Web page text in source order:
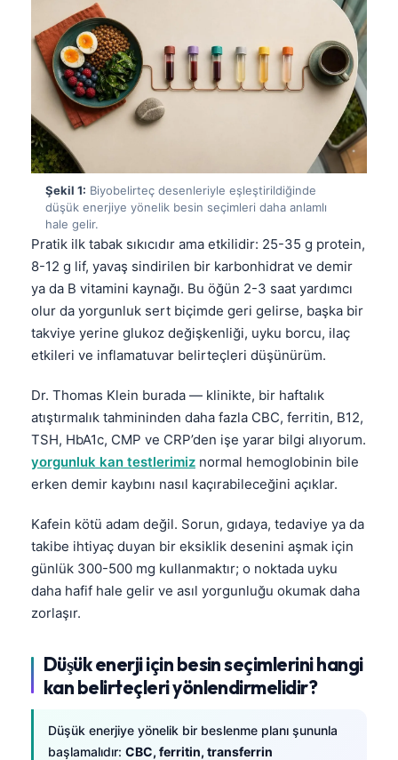
Şekil 1: Biyobelirteç desenleriyle eşleştirildiğinde
düşük enerjiye yönelik besin seçimleri daha anlamlı
hale gelir.
Pratik ilk tabak sıkıcıdır ama etkilidir: 25-35 g protein,
8-12 g lif, yavaş sindirilen bir karbonhidrat ve demir
ya da B vitamini kaynağı. Bu öğün 2-3 saat yardımcı
olur da yorgunluk sert biçimde geri gelirse, başka bir
takviye yerine glukoz değişkenliği, uyku borcu, ilaç
etkileri ve inflamatuvar belirteçleri düşünürüm.
Dr. Thomas Klein burada — klinikte, bir haftalık
atıştırmalık tahmininden daha fazla CBC, ferritin, B12,
TSH, HbA1c, CMP ve CRP’den işe yarar bilgi alıyorum.
yorgunluk kan testlerimiz normal hemoglobinin bile
erken demir kaybını nasıl kaçırabileceğini açıklar.
Kafein kötü adam değil. Sorun, gıdaya, tedaviye ya da
takibe ihtiyaç duyan bir eksiklik desenini aşmak için
günlük 300-500 mg kullanmaktır; o noktada uyku
daha hafif hale gelir ve asıl yorgunluğu okumak daha
zorlaşır.
Düşük enerji için besin seçimlerini hangi
kan belirteçleri yönlendirmelidir?
Düşük enerjiye yönelik bir beslenme planı şununla
başlamalıdır: CBC, ferritin, transferrin